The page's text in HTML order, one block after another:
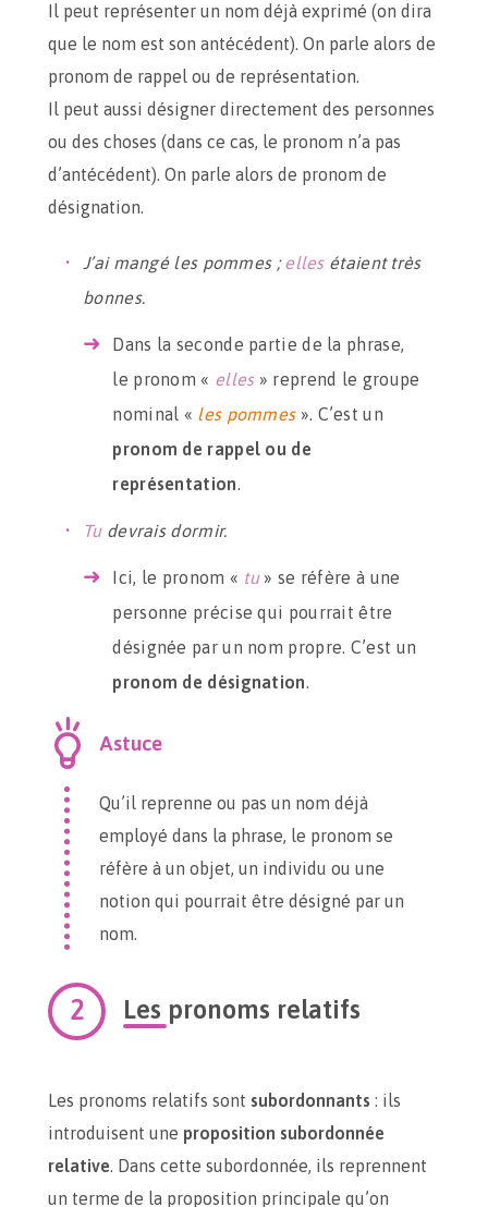
Il peut représenter un nom déjà exprimé (on dira
que le nom est son antécédent). On parle alors de
pronom de rappel ou de représentation.
Il peut aussi désigner directement des personnes
ou des choses (dans ce cas, le pronom n’a pas
d’antécédent). On parle alors de pronom de
désignation.
J’ai mangé les pommes ;ellesétaient très
bonnes.
Dans la seconde partie de la phrase,
le pronom « elles» reprend le groupe
nominal « les pommes». C’est un
pronom de rappel ou de
représentation.
Tudevrais dormir.
Ici, le pronom « tu» se réfère à une
personne précise qui pourrait être
désignée par un nom propre. C’est un
pronom de désignation.
Astuce
Qu’il reprenne ou pas un nom déjà
employé dans la phrase, le pronom se
réfère à un objet, un individu ou une
notion qui pourrait être désigné par un
nom.
Les pronoms relatifs
Les pronoms relatifs sont subordonnants : ils
introduisent une proposition subordonnée
relative. Dans cette subordonnée, ils reprennent
un terme de la proposition principale qu’on